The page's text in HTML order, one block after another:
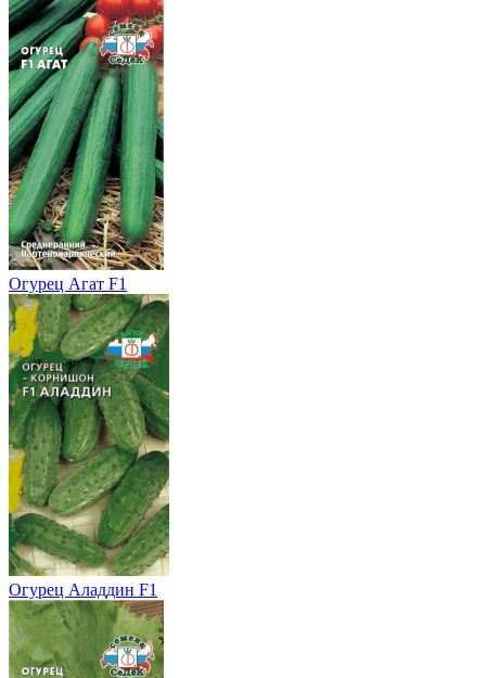
Огурец Агат F1
Огурец Аладдин F1